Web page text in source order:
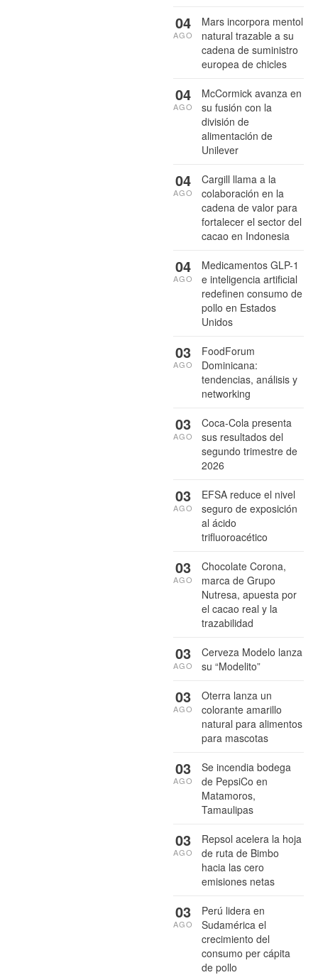
Mars incorpora mentol
natural trazable a su
cadena de suministro
europea de chicles
04
AGO
McCormick avanza en
su fusión con la
división de
alimentación de
Unilever
04
AGO
Cargill llama a la
colaboración en la
cadena de valor para
fortalecer el sector del
cacao en Indonesia
04
AGO
Medicamentos GLP-1
e inteligencia artificial
redefinen consumo de
pollo en Estados
Unidos
04
AGO
FoodForum
Dominicana:
tendencias, análisis y
networking
03
AGO
Coca-Cola presenta
sus resultados del
segundo trimestre de
2026
03
AGO
EFSA reduce el nivel
seguro de exposición
al ácido
trifluoroacético
03
AGO
Chocolate Corona,
marca de Grupo
Nutresa, apuesta por
el cacao real y la
trazabilidad
03
AGO
Cerveza Modelo lanza
su “Modelito”
03
AGO
Oterra lanza un
colorante amarillo
natural para alimentos
para mascotas
03
AGO
Se incendia bodega
de PepsiCo en
Matamoros,
Tamaulipas
03
AGO
Repsol acelera la hoja
de ruta de Bimbo
hacia las cero
emisiones netas
03
AGO
Perú lidera en
Sudamérica el
crecimiento del
consumo per cápita
de pollo
03
AGO